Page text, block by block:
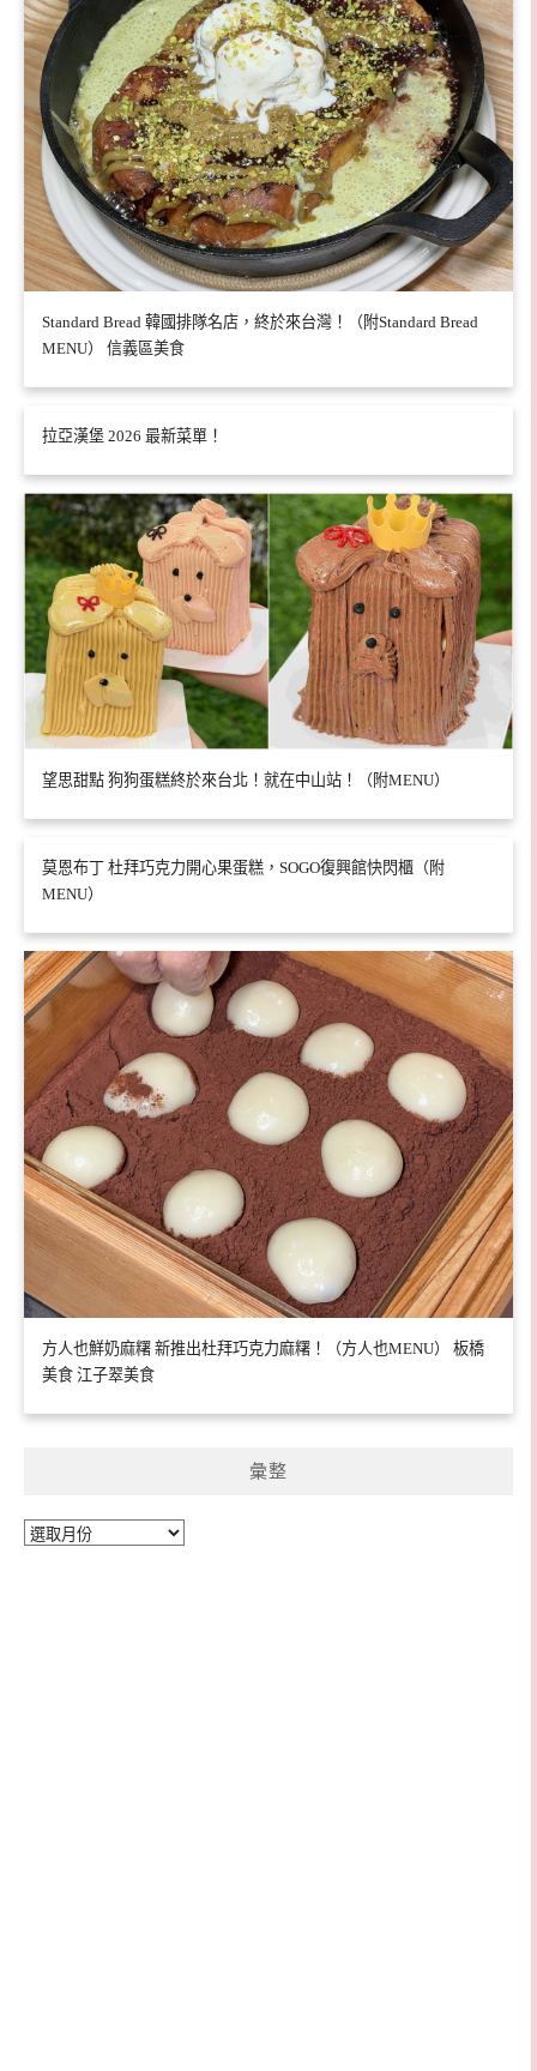
Standard Bread 韓國排隊名店，終於來台灣！（附Standard Bread
MENU） 信義區美食
拉亞漢堡 2026 最新菜單！
望思甜點 狗狗蛋糕終於來台北！就在中山站！（附MENU）
莫恩布丁 杜拜巧克力開心果蛋糕，SOGO復興館快閃櫃（附
MENU）
方人也鮮奶麻糬 新推出杜拜巧克力麻糬！（方人也MENU） 板橋
美食 江子翠美食
彙整
彙